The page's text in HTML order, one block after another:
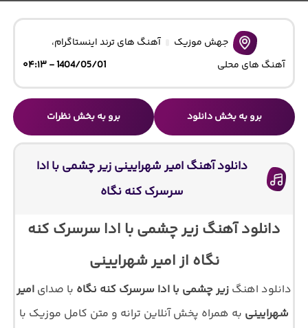
جهش موزیک آهنگ های ترند اینستاگرام،
آهنگ های محلی
1404/05/01 - ۰۴:۱۳
برو به بخش دانلود برو به بخش نظرات
دانلود آهنگ امیر شهرایینی زیر چشمی با ادا
سرسرک کنه نگاه
دانلود آهنگ زیر چشمی با ادا سرسرک کنه
نگاه از امیر شهرایینی
دانلود اهنگ زیر چشمی با ادا سرسرک کنه نگاه با صدای امیر
شهرایینی به همراه پخش آنلاین ترانه و متن کامل موزیک با